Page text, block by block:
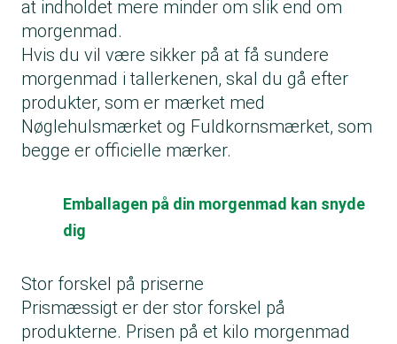
at indholdet mere minder om slik end om
morgenmad.
Hvis du vil være sikker på at få sundere
morgenmad i tallerkenen, skal du gå efter
produkter, som er mærket med
Nøglehulsmærket og Fuldkornsmærket, som
begge er officielle mærker.
Emballagen på din morgenmad kan snyde
dig
Stor forskel på priserne
Prismæssigt er der stor forskel på
produkterne. Prisen på et kilo morgenmad